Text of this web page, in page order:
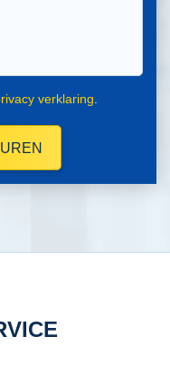
verklaring